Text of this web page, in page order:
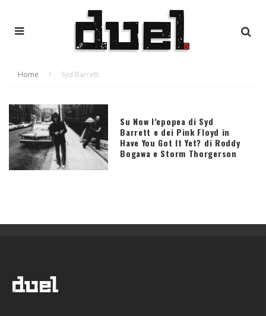
Home Syd Barrett
Su Now l’epopea di Syd
Barrett e dei Pink Floyd in
Have You Got It Yet? di Roddy
Bogawa e Storm Thorgerson